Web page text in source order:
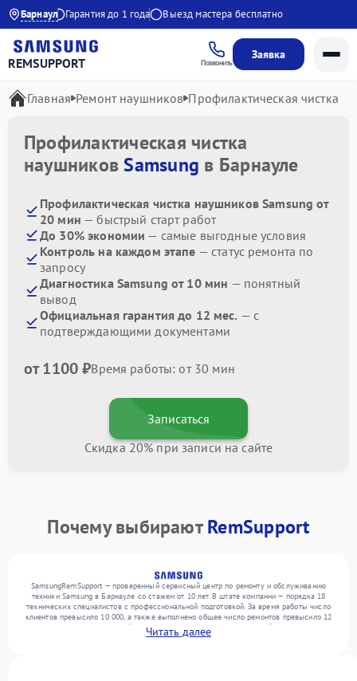
Барнаул
21:00 Гарантия до 1 года Выезд мастера бесплатно
REMSUPPORT Позвонить
Заявка
Главная Ремонт наушников Профилактическая чистка
Профилактическая чистка
наушниковSamsung в Барнауле
Профилактическая чистка наушников Samsung от
20 мин — быстрый старт работ
До 30% экономии — самые выгодные условия
Контроль на каждом этапе — статус ремонта по
запросу
Диагностика Samsung от 10 мин — понятный
вывод
Официальная гарантия до 12 мес. — с
подтверждающими документами
от 1100 ₽Время работы: от 30 мин
Записаться
Скидка 20% при записи на сайте
Почему выбираютRemSupport
SamsungRemSupport — проверенный сервисный центр по ремонту и обслуживанию
техники Samsung в Барнауле со стажем от 10 лет. В штате компании — порядка 18
технических специалистов с профессиональной подготовкой. За время работы число
клиентов превысило 10 000, а также выполнено общее число ремонтов превысило 12
000. Ежемесячно в сервисный центр поступает более 300 обращений, включая , , . Мы
работаем с широким спектром неисправностей и поддерживаем высокий стандарт
Читать далее